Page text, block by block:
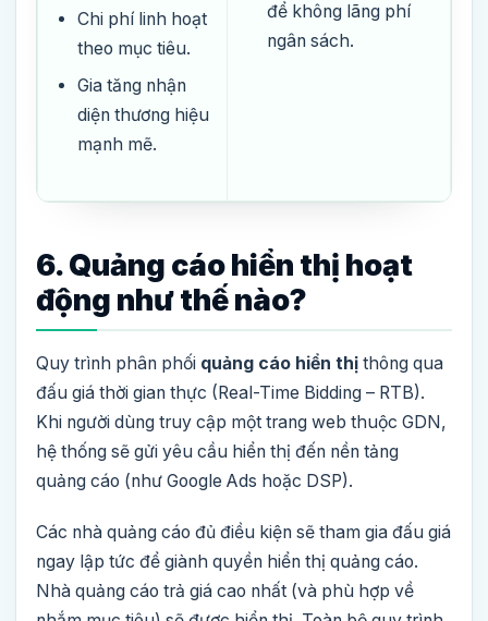
Chi phí linh hoạt
theo mục tiêu.
Gia tăng nhận
diện thương hiệu
mạnh mẽ.
để không lãng phí
ngân sách.
6. Quảng cáo hiển thị hoạt
động như thế nào?
Quy trình phân phối quảng cáo hiển thị thông qua
đấu giá thời gian thực (Real-Time Bidding – RTB).
Khi người dùng truy cập một trang web thuộc GDN,
hệ thống sẽ gửi yêu cầu hiển thị đến nền tảng
quảng cáo (như Google Ads hoặc DSP).
Các nhà quảng cáo đủ điều kiện sẽ tham gia đấu giá
ngay lập tức để giành quyền hiển thị quảng cáo.
Nhà quảng cáo trả giá cao nhất (và phù hợp về